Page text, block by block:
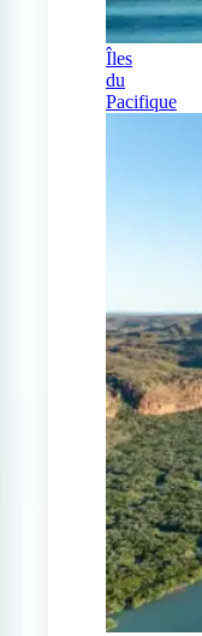
Îles
du
Pacifique